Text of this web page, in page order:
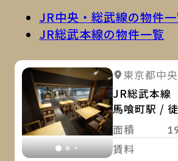
JR中央・総武線の物件
JR総武本線の物件一覧
詳細を見る
東京都中
JR総武本線
馬喰町駅 /
面積
賃料